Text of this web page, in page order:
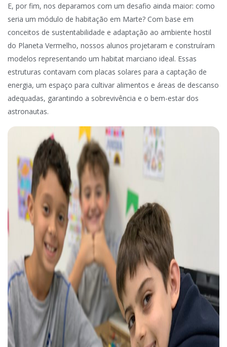
E, por fim, nos deparamos com um desafio ainda maior: como
seria um módulo de habitação em Marte? Com base em
conceitos de sustentabilidade e adaptação ao ambiente hostil
do Planeta Vermelho, nossos alunos projetaram e construíram
modelos representando um habitat marciano ideal. Essas
estruturas contavam com placas solares para a captação de
energia, um espaço para cultivar alimentos e áreas de descanso
adequadas, garantindo a sobrevivência e o bem-estar dos
astronautas.